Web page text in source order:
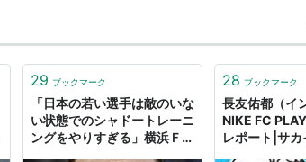
29 ブックマーク
「日本の若い選手は敵のいな
い状態でのシャドートレーニ
ングをやりすぎる」横浜Ｆ
28 ブックマーク
長友佑都（イ
NIKE FC
レポート|サカ